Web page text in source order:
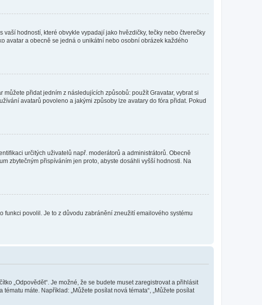
hodností, které obvykle vypadají jako hvězdičky, tečky nebo čtverečky
avatar a obecně se jedná o unikátní nebo osobní obrázek každého
můžete přidat jedním z následujících způsobů: použít Gravatar, vybrat si
avatarů povoleno a jakými způsoby lze avatary do fóra přidat. Pokud
určitých uživatelů např. moderátorů a administrátorů. Obecně
zbytečným přispíváním jen proto, abyste dosáhli vyšší hodnosti. Na
povolil. Je to z důvodu zabránění zneužití emailového systému
„Odpovědět“. Je možné, že se budete muset zaregistrovat a přihlásit
máte. Například: „Můžete posílat nová témata“, „Můžete posílat